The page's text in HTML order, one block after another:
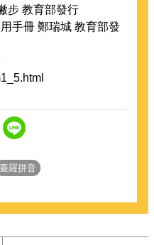
步 教育部發行
手冊 鄭瑞城 教育部發
臺羅拼音